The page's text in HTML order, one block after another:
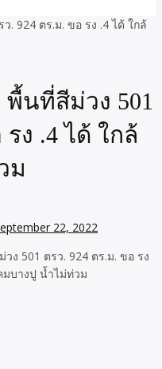
พื้นที่สีม่วง 501
ง .4 ได้ ใกล้
ม
22, 2022
ง 501 ตรว. 924 ตร.ม. ขอ รง
มบางปู น้ำไม่ท่วม